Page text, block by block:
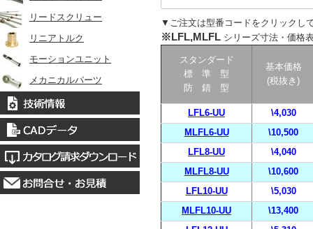
リードスクリュー
リニアトルク
モーションユニット
メカニカルパーツ
▼ご注文は型番コードをクリックし
※LFL,MLFL シリーズ寸法・価格
スタンダード
標 準 型
防 錆 型
基本価格
(税抜き)
LFL6-UU
\4,030
MLFL6-UU
\10,500
LFL8-UU
\4,040
MLFL8-UU
\10,600
LFL10-UU
\5,030
MLFL10-UU
\13,400